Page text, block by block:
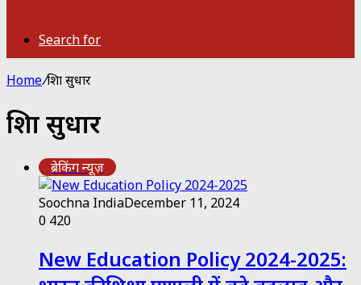
Search for
Home/शिक्षा सुधार
शिक्षा सुधार
ब्रेकिंग न्यूज़
Soochna IndiaDecember 11, 2024
0 420
New Education Policy 2024-2025: